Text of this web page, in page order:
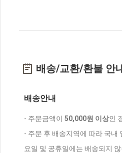
배송/교환/환불 안
배송안내
- 주문금액이 50,000원 이상인
- 주문 후 배송지역에 따라 국내
요일 및 공휴일에는 배송되지